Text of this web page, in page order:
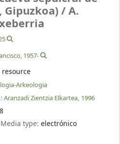
Gipuzkoa) /A.
, 1957-
Arkeologia
Aranzadi Zientzia Elkartea, 1996
Media type:electrónico